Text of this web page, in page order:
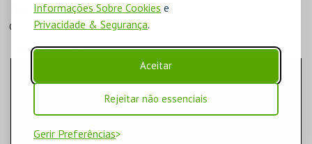
Informações Sobre Cookies e
Privacidade & Segurança.
Aceitar
Rejeitar não essenciais
Gerir Preferências
PREÇOS
Geral - 5€
TRAILER TITUS